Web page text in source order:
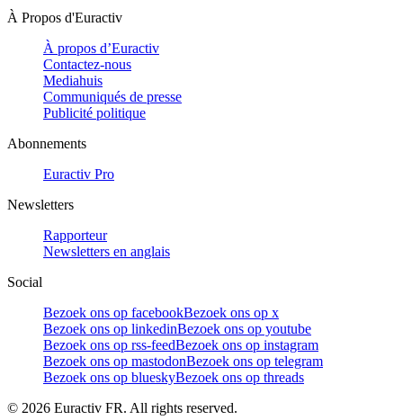
À Propos d'Euractiv
À propos d’Euractiv
Contactez-nous
Mediahuis
Communiqués de presse
Publicité politique
Abonnements
Euractiv Pro
Newsletters
Rapporteur
Newsletters en anglais
Social
Bezoek ons op facebookBezoek ons op x
Bezoek ons op linkedinBezoek ons op youtube
Bezoek ons op rss-feedBezoek ons op instagram
Bezoek ons op mastodonBezoek ons op telegram
Bezoek ons op blueskyBezoek ons op threads
© 2026 Euractiv FR. All rights reserved.